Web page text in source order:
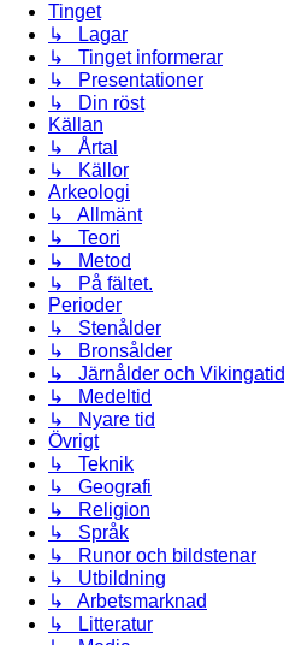
Tinget
↳ Lagar
↳ Tinget informerar
↳ Presentationer
↳ Din röst
Källan
↳ Årtal
↳ Källor
Arkeologi
↳ Allmänt
↳ Teori
↳ Metod
↳ På fältet.
Perioder
↳ Stenålder
↳ Bronsålder
↳ Järnålder och Vikingatid
↳ Medeltid
↳ Nyare tid
Övrigt
↳ Teknik
↳ Geografi
↳ Religion
↳ Språk
↳ Runor och bildstenar
↳ Utbildning
↳ Arbetsmarknad
↳ Litteratur